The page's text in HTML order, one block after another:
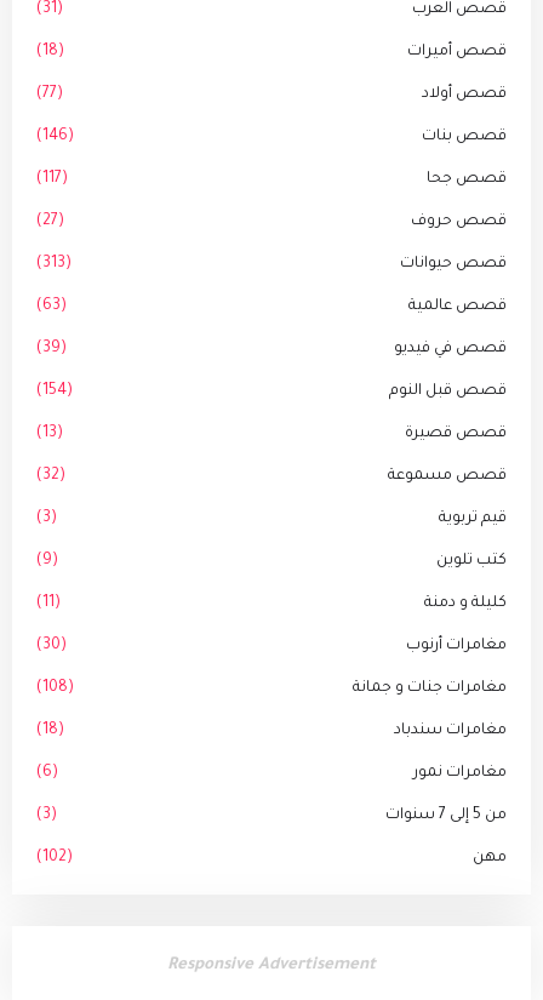
قصص العرب (31)
قصص أميرات (18)
قصص أولاد (77)
قصص بنات (146)
قصص جحا (117)
قصص حروف (27)
قصص حيوانات (313)
قصص عالمية (63)
قصص في فيديو (39)
قصص قبل النوم (154)
قصص قصيرة (13)
قصص مسموعة (32)
قيم تربوية (3)
كتب تلوين (9)
كليلة و دمنة (11)
مغامرات أرنوب (30)
مغامرات جنات و جمانة (108)
مغامرات سندباد (18)
مغامرات نمور (6)
من 5 إلى 7 سنوات (3)
مهن (102)
Responsive Advertisement